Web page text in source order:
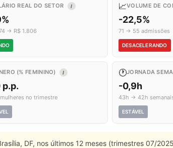
REAL DO SETOR I
→ R$ 1.806
📈VOLUME DE
-22,5%
71 → 55 admissões
DESACELERANDO
(% FEMININO) I
p.p.
no trimestre
🕐JORNADA
-0,9h
43h → 42h
ESTÁVEL
DF, nos últimos 12 meses (trimestres 07/